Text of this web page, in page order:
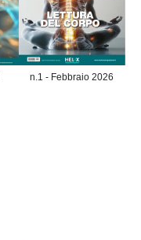
n.1 - Febbraio 2026